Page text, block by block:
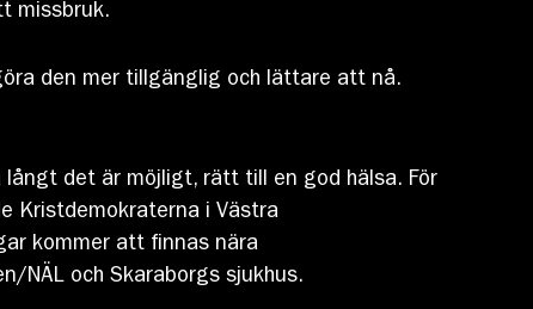
missbruk.
den mer tillgänglig och lättare att nå.
långt det är möjligt, rätt till en god hälsa. För
Kristdemokraterna i Västra
kommer att finnas nära
NÄL och Skaraborgs sjukhus.